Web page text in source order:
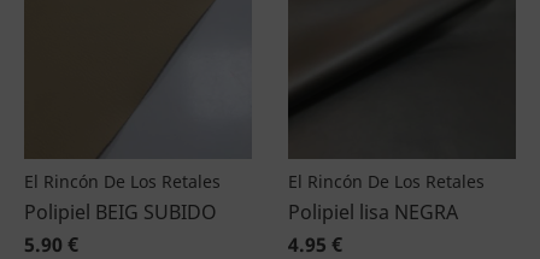
El Rincón De Los Retales
Polipiel BEIG SUBIDO
5.90 €
El Rincón De Los Retales
Polipiel lisa NEGRA
4.95 €